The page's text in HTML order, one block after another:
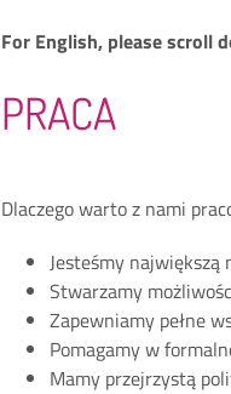
For English, please scroll
PRACA
Dlaczego warto z nami
Jesteśmy
Stwarzamy
Zapewniamy pełne
Pomagamy w
Mamy przejrzystą